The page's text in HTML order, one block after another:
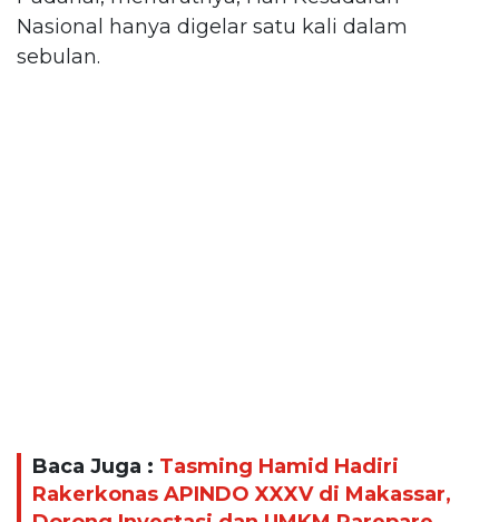
Nasional hanya digelar satu kali dalam
sebulan.
Baca Juga : Tasming Hamid Hadiri
Rakerkonas APINDO XXXV di Makassar,